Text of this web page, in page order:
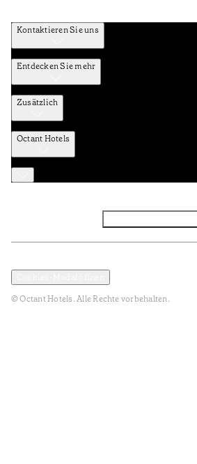
Kontaktieren Sie uns
Entdecken Sie mehr
Zusätzlich
Octant Hotels
© Octant Hotels. Alle Rechte vorbehalten.